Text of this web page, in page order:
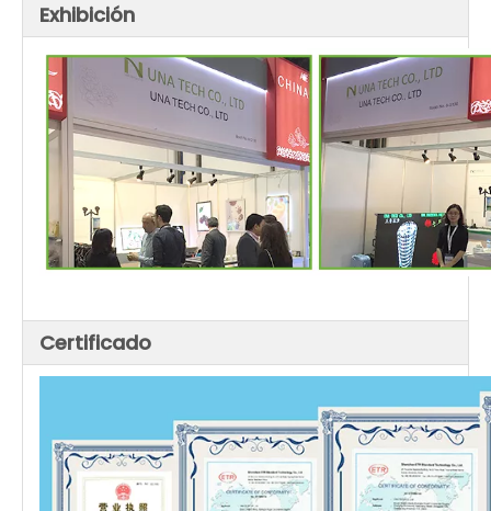
Exhibición
Certificado